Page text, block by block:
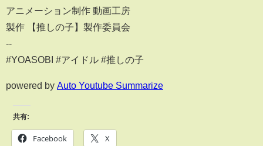
アニメーション制作 動画工房
製作 【推しの子】製作委員会
--
#YOASOBI #アイドル #推しの子
powered by Auto Youtube Summarize
共有:
Facebook X